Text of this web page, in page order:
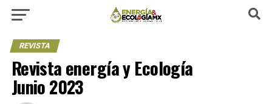
REVISTA
Revista energía y Ecología
Junio 2023